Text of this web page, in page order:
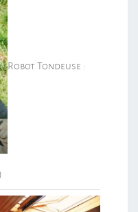
Robot Tondeuse :